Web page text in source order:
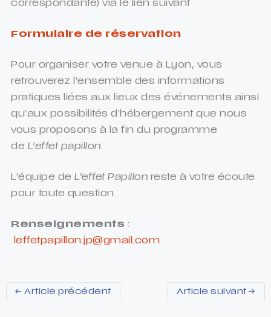
correspondante) via le lien suivant
Formulaire de réservation
Pour organiser votre venue à Lyon, vous
retrouverez l’ensemble des informations
pratiques liées aux lieux des événements ainsi
qu’aux possibilités d’hébergement que nous
vous proposons à la fin du programme
de L’effet papillon.
L’équipe deL’effet Papillon reste à votre écoute
pour toute question.
Renseignements :
leffetpapillon.jp@gmail.com
← Article précédent Article suivant→